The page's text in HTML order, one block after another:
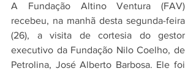
A Fundação Altino Ventura (FAV)
recebeu, na manhã desta segunda-feira
(26), a visita de cortesia do gestor
executivo da Fundação Nilo Coelho, de
Petrolina, José Alberto Barbosa. Ele foi